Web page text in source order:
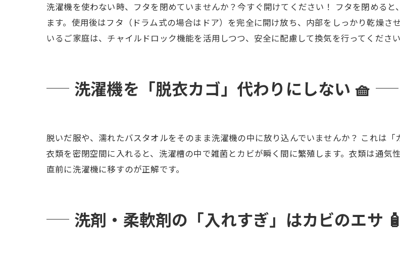
洗濯機を使わない時、フタを閉めていませんか？今すぐ開けてください！ フタを閉める
ます。使用後はフタ（ドラム式の場合はドア）を完全に開け放ち、内部をしっかり乾燥
いるご家庭は、チャイルドロック機能を活用しつつ、安全に配慮して換気を行ってください
洗濯機を「脱衣カゴ」代わりにしない 🧺
脱いだ服や、濡れたバスタオルをそのまま洗濯機の中に放り込んでいませんか？ これは
衣類を密閉空間に入れると、洗濯槽の中で雑菌とカビが瞬く間に繁殖します。衣類は通気
直前に洗濯機に移すのが正解です。
洗剤・柔軟剤の「入れすぎ」はカビのエサ 🧴